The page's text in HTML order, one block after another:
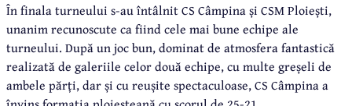
În finala turneului s-au întâlnit CS Câmpina și CSM Ploiești,
unanim recunoscute ca fiind cele mai bune echipe ale
turneului. După un joc bun, dominat de atmosfera fantastică
realizată de galeriile celor două echipe, cu multe greșeli de
ambele părți, dar și cu reușite spectaculoase, CS Câmpina a